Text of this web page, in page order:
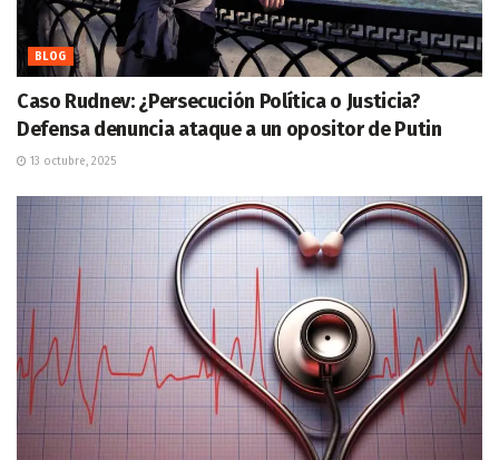
BLOG
Caso Rudnev: ¿Persecución Política o Justicia?
Defensa denuncia ataque a un opositor de Putin
13 octubre, 2025